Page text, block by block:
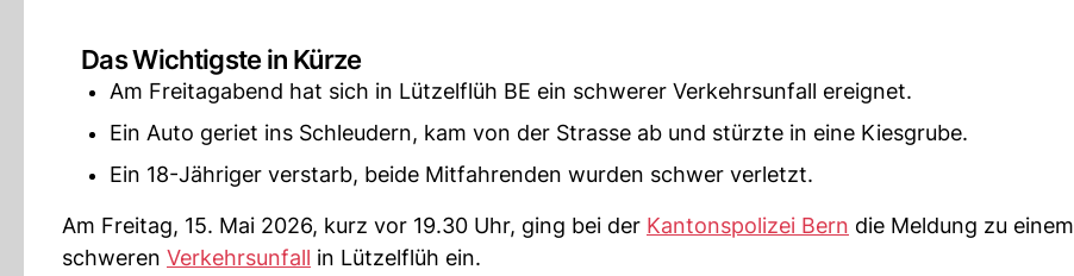
Das Wichtigste in Kürze
Am Freitagabend hat sich in Lützelflüh BE ein schwerer Verkehrsunfall ereignet.
Ein Auto geriet ins Schleudern, kam von der Strasse ab und stürzte in eine Kiesgrube.
Ein 18-Jähriger verstarb, beide Mitfahrenden wurden schwer verletzt.
Am Freitag, 15. Mai 2026, kurz vor 19.30 Uhr, ging bei der Kantonspolizei Bern die Meldung zu einem
schweren Verkehrsunfall in Lützelflüh ein.